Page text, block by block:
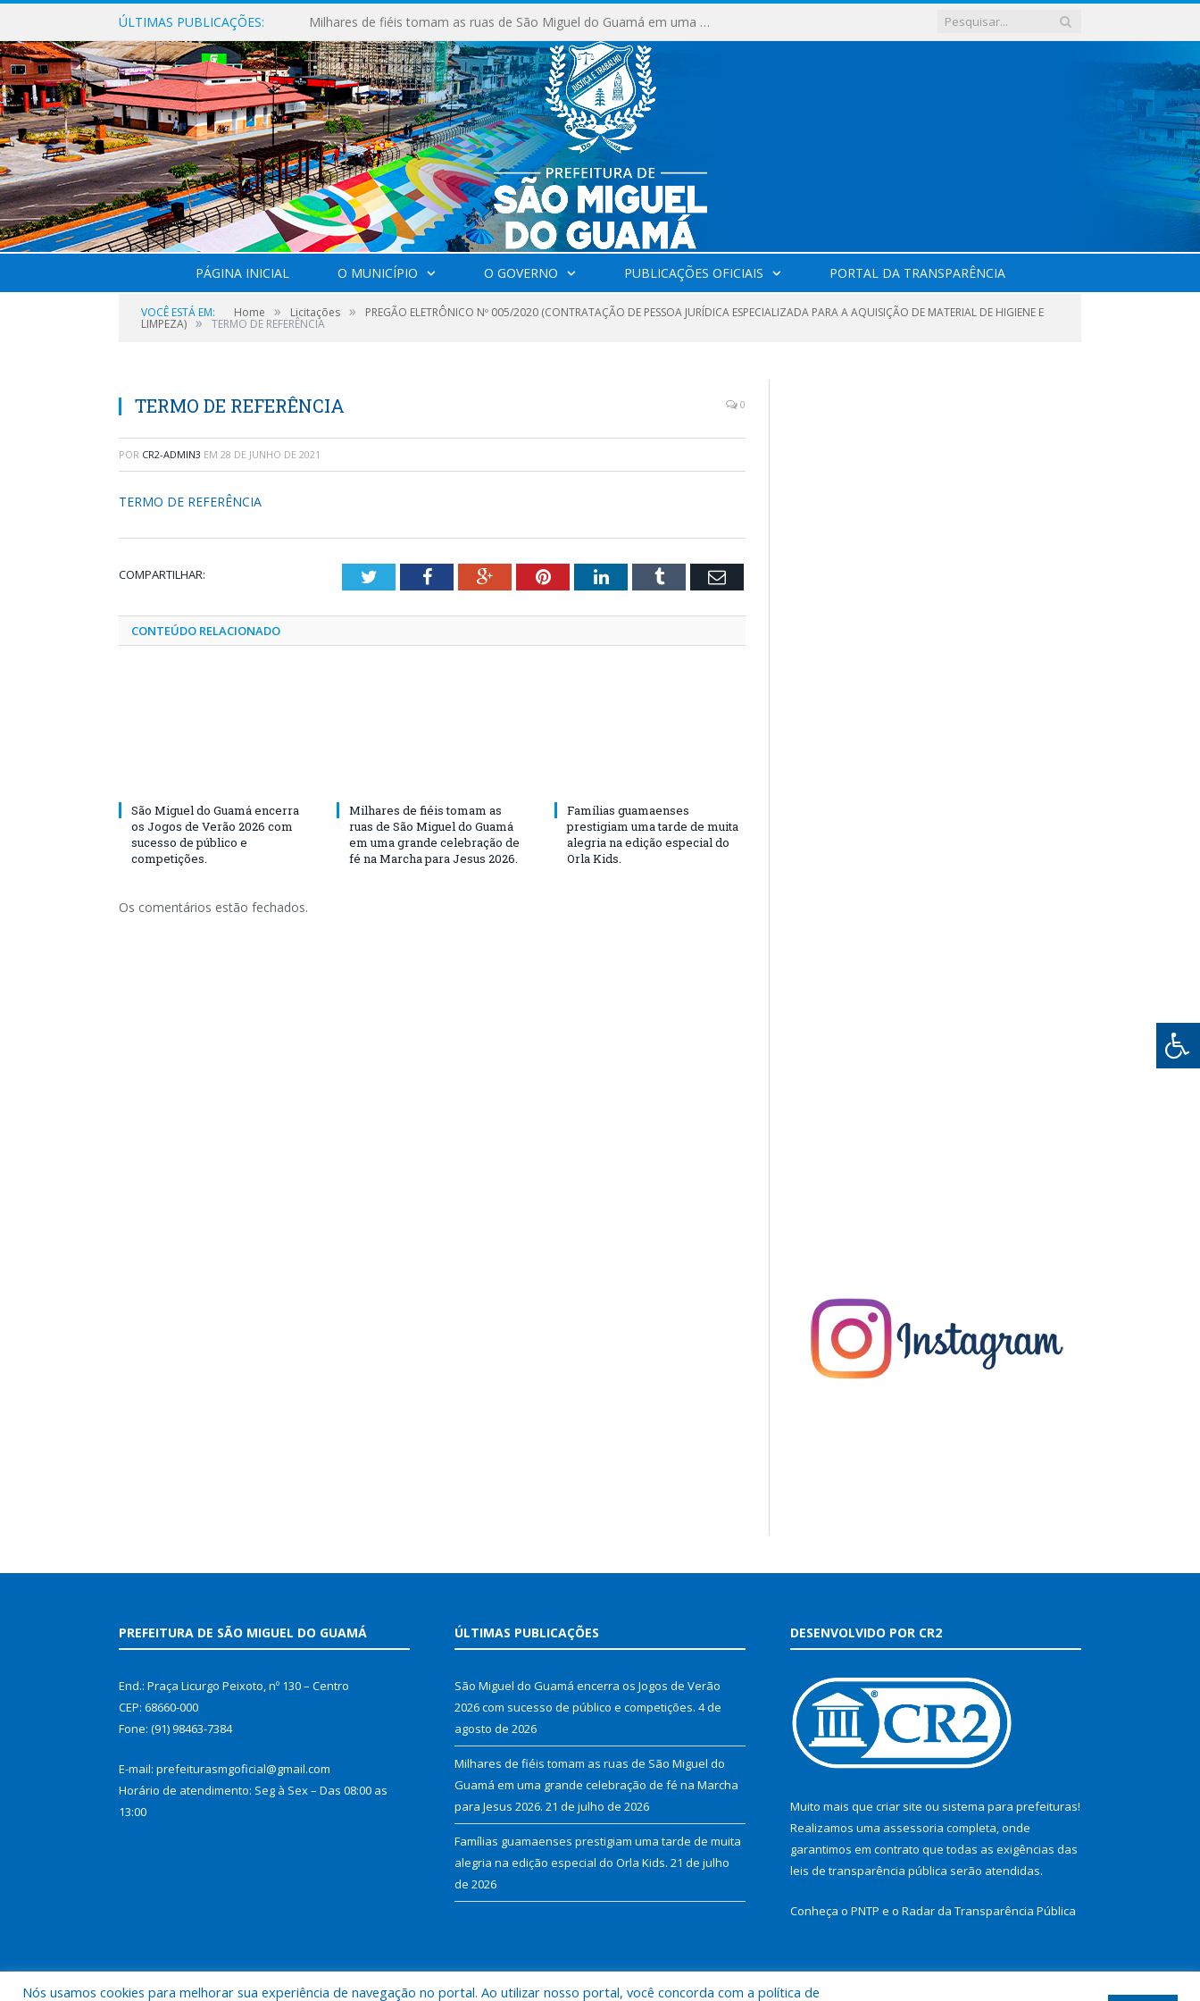
ÚLTIMAS PUBLICAÇÕES: Milhares de fiéis tomam as ruas de São Miguel do Guamá em uma grande celebração de fé na Marcha para Jesus 2026.
PÁGINA INICIAL O MUNICÍPIO O GOVERNO PUBLICAÇÕES OFICIAIS PORTAL DA TRANSPARÊNCIA
VOCÊ ESTÁ EM: Home » Licitações » PREGÃO ELETRÔNICO Nº 005/2020 (CONTRATAÇÃO DE PESSOA JURÍDICA ESPECIALIZADA PARA A AQUISIÇÃO DE MATERIAL DE HIGIENE E
LIMPEZA) » TERMO DE REFERÊNCIA
TERMO DE REFERÊNCIA 0
POR CR2-ADMIN3 EM 28 DE JUNHO DE 2021
TERMO DE REFERÊNCIA
COMPARTILHAR: TwitterFacebookGoogle+PinterestLinkedInTumblr Email
CONTEÚDO RELACIONADO
São Miguel do Guamá encerra
os Jogos de Verão 2026 com
sucesso de público e
competições.
Milhares de fiéis tomam as
ruas de São Miguel do Guamá
em uma grande celebração de
fé na Marcha para Jesus 2026.
Famílias guamaenses
prestigiam uma tarde de muita
alegria na edição especial do
Orla Kids.
Os comentários estão fechados.
PREFEITURA DE SÃO MIGUEL DO GUAMÁ
End.: Praça Licurgo Peixoto, nº 130 – Centro
CEP: 68660-000
Fone: (91) 98463-7384
E-mail: prefeiturasmgoficial@gmail.com
Horário de atendimento: Seg à Sex – Das 08:00 as
13:00
ÚLTIMAS PUBLICAÇÕES
São Miguel do Guamá encerra os Jogos de Verão
2026 com sucesso de público e competições. 4 de
agosto de 2026
Milhares de fiéis tomam as ruas de São Miguel do
Guamá em uma grande celebração de fé na Marcha
para Jesus 2026. 21 de julho de 2026
Famílias guamaenses prestigiam uma tarde de muita
alegria na edição especial do Orla Kids. 21 de julho
de 2026
DESENVOLVIDO POR CR2
Muito mais que criar site ou sistema para prefeituras!
Realizamos uma assessoria completa, onde
garantimos em contrato que todas as exigências das
leis de transparência pública serão atendidas.
Conheça o PNTP e o Radar da Transparência Pública
Nós usamos cookies para melhorar sua experiência de navegação no portal. Ao utilizar nosso portal, você concorda com a política de